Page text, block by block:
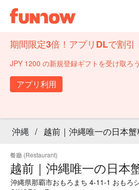
期間限定3倍！アプリDLで割引
JPY 1200 の新規登録ギフトを受け取ろ
アプリ利用
沖縄 / 越前｜沖縄唯一の日本
餐廳 (Restaurant)
越前｜沖縄唯一の日本
沖縄県那覇市おもろまち 4-11-1 おもろ